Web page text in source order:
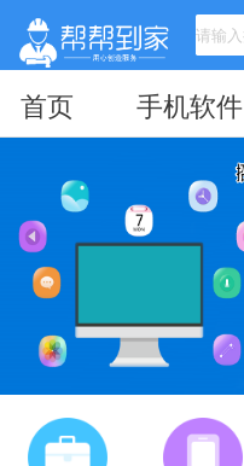
首页 手机软件